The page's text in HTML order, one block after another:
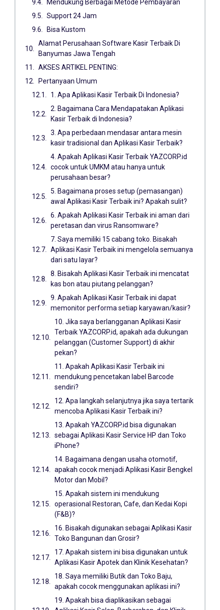
Mendukung Berbagai Metode Pembayaran
Support 24 Jam
Bisa Kustom
Alamat Perusahaan Software Kasir Terbaik Di
Banyumas Jawa Tengah
AKSES ARTIKEL PENTING:
Pertanyaan Umum
1. Apa Aplikasi Kasir Terbaik Di Indonesia?
2. Bagaimana Cara Mendapatakan Aplikasi
Kasir Terbaik di Indonesia?
3. Apa perbedaan mendasar antara mesin
kasir tradisional dan Aplikasi Kasir Terbaik?
4. Apakah Aplikasi Kasir Terbaik YAZCORP.id
cocok untuk UMKM atau hanya untuk
perusahaan besar?
5. Bagaimana proses setup (pemasangan)
awal Aplikasi Kasir Terbaik ini? Apakah sulit?
6. Apakah Aplikasi Kasir Terbaik ini aman dari
peretasan dan virus Ransomware?
7. Saya memiliki 15 cabang toko. Bisakah
Aplikasi Kasir Terbaik ini mengelola semuanya
dari satu layar?
8. Bisakah Aplikasi Kasir Terbaik ini mencatat
kas bon atau piutang pelanggan?
9. Apakah Aplikasi Kasir Terbaik ini dapat
memonitor performa setiap karyawan/kasir?
10. Jika saya berlangganan Aplikasi Kasir
Terbaik YAZCORP.id, apakah ada dukungan
pelanggan (Customer Support) di akhir
pekan?
11. Apakah Aplikasi Kasir Terbaik ini
mendukung pencetakan label Barcode
sendiri?
12. Apa langkah selanjutnya jika saya tertarik
mencoba Aplikasi Kasir Terbaik ini?
13. Apakah YAZCORP.id bisa digunakan
sebagai Aplikasi Kasir Service HP dan Toko
iPhone?
14. Bagaimana dengan usaha otomotif,
apakah cocok menjadi Aplikasi Kasir Bengkel
Motor dan Mobil?
15. Apakah sistem ini mendukung
operasional Restoran, Cafe, dan Kedai Kopi
(F&B)?
16. Bisakah digunakan sebagai Aplikasi Kasir
Toko Bangunan dan Grosir?
17. Apakah sistem ini bisa digunakan untuk
Aplikasi Kasir Apotek dan Klinik Kesehatan?
18. Saya memiliki Butik dan Toko Baju,
apakah cocok menggunakan aplikasi ini?
19. Apakah bisa diaplikasikan sebagai